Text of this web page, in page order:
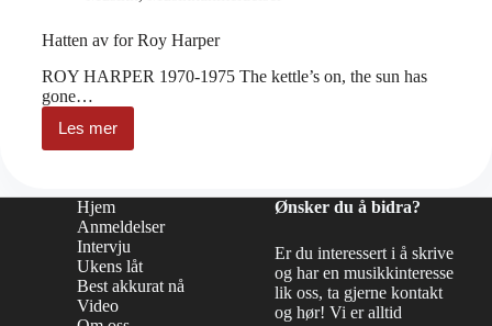
Hatten av for Roy Harper
ROY HARPER 1970-1975 The kettle’s on, the sun has
gone…
Les mer
Hatten
av
Harper
Hjem
Anmeldelser
Intervju
Ukens låt
Best akkurat nå
Video
Ønsker du å bidra?
Er du interessert i å skrive
og har en musikkinteresse
lik oss, ta gjerne kontakt
og hør! Vi er alltid